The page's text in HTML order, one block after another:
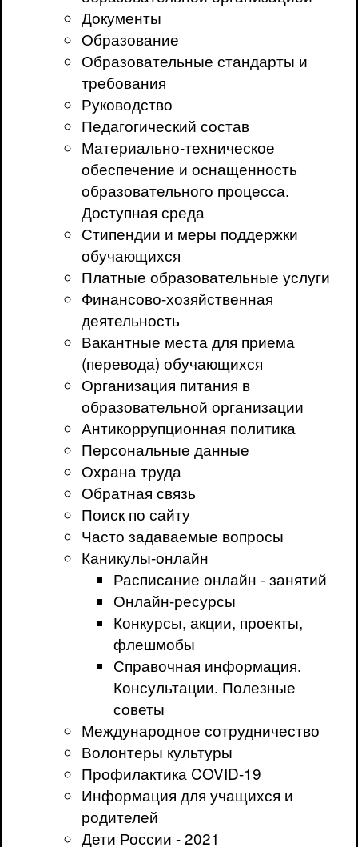
Документы
Образование
Образовательные стандарты и
требования
Руководство
Педагогический состав
Материально-техническое
обеспечение и оснащенность
образовательного процесса.
Доступная среда
Стипендии и меры поддержки
обучающихся
Платные образовательные услуги
Финансово-хозяйственная
деятельность
Вакантные места для приема
(перевода) обучающихся
Организация питания в
образовательной организации
Антикоррупционная политика
Персональные данные
Охрана труда
Обратная связь
Поиск по сайту
Часто задаваемые вопросы
Каникулы-онлайн
Расписание онлайн - занятий
Онлайн-ресурсы
Конкурсы, акции, проекты,
флешмобы
Справочная информация.
Консультации. Полезные
советы
Международное сотрудничество
Волонтеры культуры
Профилактика COVID-19
Информация для учащихся и
родителей
Дети России - 2021